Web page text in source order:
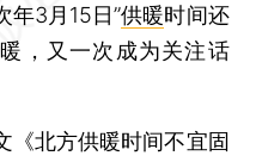
年3月15日”供暖时间还
，又一次成为关注话
北方供暖时间不宜固